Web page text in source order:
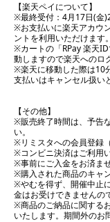
【楽天ペイについて】
※最終受付：4月17日(金
※お支払いに楽天アカウ
ントを利用いただけます。
※カートの「RPay 楽天
動しますので楽天へのロ
※楽天に移動した際は10
支払いはキャンセル扱い
【その他】
※販売終了時間は、予告
い。
※リミスタへの会員登録
※コンビニ決済はご利用
※事前にご入金をお済ま
※購入された商品のキャ
※やむを得ず、開催中止
金はお受けできませんの
※商品のご納品に関する
いたします。期間外のお